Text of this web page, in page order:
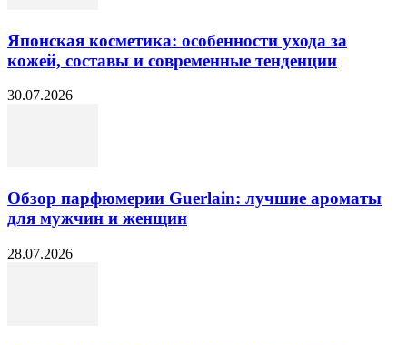
Японская косметика: особенности ухода за
кожей, составы и современные тенденции
30.07.2026
Обзор парфюмерии Guerlain: лучшие ароматы
для мужчин и женщин
28.07.2026